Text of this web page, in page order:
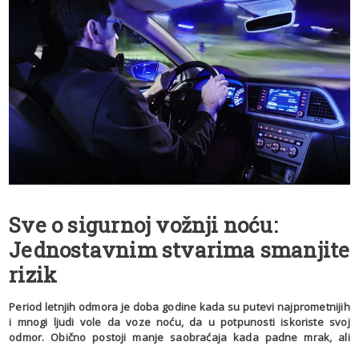
Sve o sigurnoj vožnji noću:
Jednostavnim stvarima smanjite
rizik
Period letnjih odmora je doba godine kada su putevi najprometnijih
i mnogi ljudi vole da voze noću, da u potpunosti iskoriste svoj
odmor. Obično postoji manje saobraćaja kada padne mrak, ali